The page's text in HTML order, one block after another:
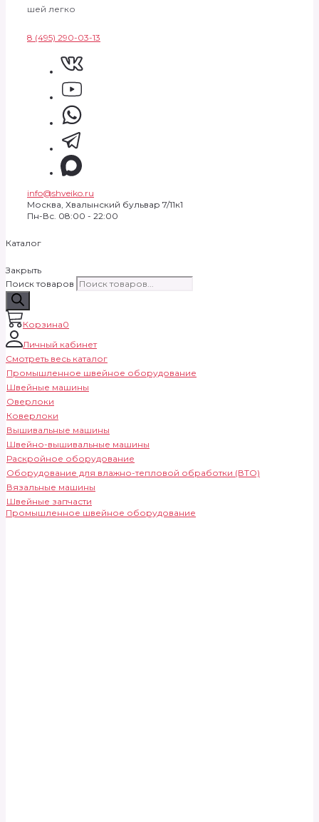
шей легко
8 (495) 290-03-13
info@shveiko.ru
Москва, Хвалынский бульвар 7/11к1
Пн-Вс. 08:00 - 22:00
Каталог
Закрыть
Поиск товаров
Корзина0
Личный кабинет
Смотреть весь каталог
Промышленное швейное оборудование
Швейные машины
Оверлоки
Коверлоки
Вышивальные машины
Швейно-вышивальные машины
Раскройное оборудование
Оборудование для влажно-тепловой обработки (ВТО)
Вязальные машины
Швейные запчасти
Промышленное швейное оборудование